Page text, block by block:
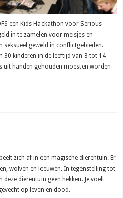
een Kids Hackathon voor Serious
in te zamelen voor meisjes en
geweld in conflictgebieden.
30 kinderen in de leeftijd van 8 tot 14
handen gehouden moesten worden
zich af in een magische dierentuin. Er
wolven en leeuwen. In tegenstelling tot
dierentuin geen hekken. Je voelt
op leven en dood.